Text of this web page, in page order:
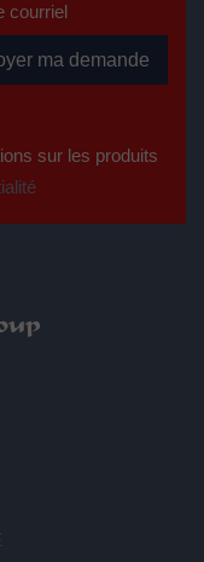
courriel
sur les produits